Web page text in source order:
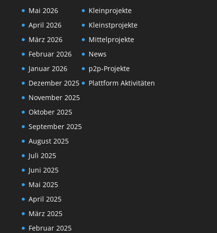
Mai 2026
April 2026
März 2026
Februar 2026
Januar 2026
Dezember 2025
November 2025
Oktober 2025
September 2025
August 2025
Juli 2025
Juni 2025
Mai 2025
April 2025
März 2025
Februar 2025
Kleinprojekte
Kleinstprojekte
Mittelprojekte
News
p2p-Projekte
Plattform Aktivitäten